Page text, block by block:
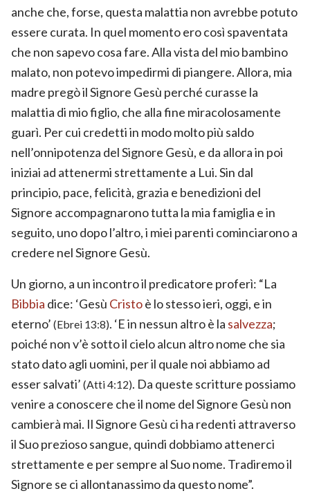
anche che, forse, questa malattia non avrebbe potuto
essere curata. In quel momento ero così spaventata
che non sapevo cosa fare. Alla vista del mio bambino
malato, non potevo impedirmi di piangere. Allora, mia
madre pregò il Signore Gesù perché curasse la
malattia di mio figlio, che alla fine miracolosamente
guarì. Per cui credetti in modo molto più saldo
nell’onnipotenza del Signore Gesù, e da allora in poi
iniziai ad attenermi strettamente a Lui. Sin dal
principio, pace, felicità, grazia e benedizioni del
Signore accompagnarono tutta la mia famiglia e in
seguito, uno dopo l’altro, i miei parenti cominciarono a
credere nel Signore Gesù.
Un giorno, a un incontro il predicatore proferì: “La
Bibbia dice: ‘Gesù Cristoè lo stesso ieri, oggi, e in
eterno’ (Ebrei 13:8). ‘E in nessun altro è la salvezza;
poiché non v’è sotto il cielo alcun altro nome che sia
stato dato agli uomini, per il quale noi abbiamo ad
esser salvati’ (Atti 4:12). Da queste scritture possiamo
venire a conoscere che il nome del Signore Gesù non
cambierà mai. Il Signore Gesù ci ha redenti attraverso
il Suo prezioso sangue, quindi dobbiamo attenerci
strettamente e per sempre al Suo nome. Tradiremo il
Signore se ci allontanassimo da questo nome”.